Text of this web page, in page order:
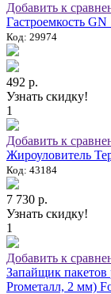
Добавить к
Гастроемкость GN
Код: 29974
492 р.
Узнать скидку!
1
Добавить к
Жироуловитель
Код: 43184
7 730 р.
Узнать скидку!
1
Добавить к
Запайщик пакетов
Proметалл, 2 мм)